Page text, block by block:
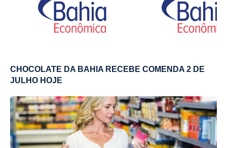
CHOCOLATE DA BAHIA RECEBE COMENDA 2 DE
JULHO HOJE